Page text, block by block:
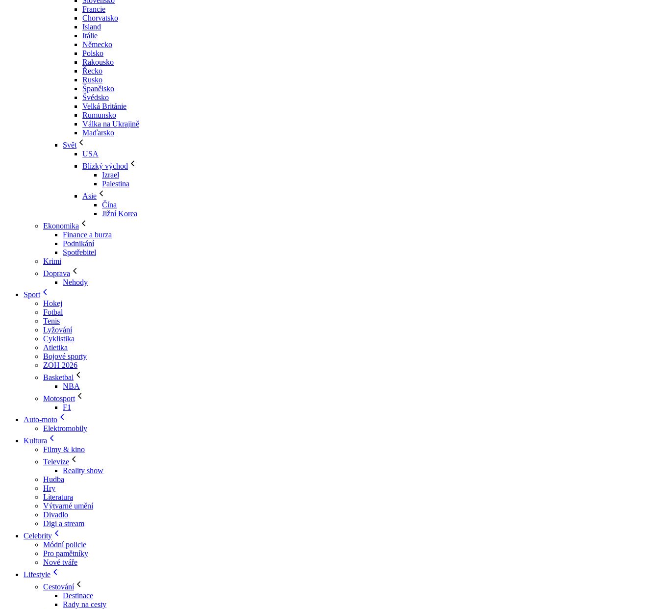
Francie
Chorvatsko
Island
Itálie
Německo
Polsko
Rakousko
Řecko
Rusko
Španělsko
Švédsko
Velká Británie
Rumunsko
Válka na Ukrajině
Maďarsko
Svět
USA
Blízký východ
Izrael
Palestina
Asie
Čína
Jižní Korea
Ekonomika
Finance a burza
Podnikání
Spotřebitel
Krimi
Doprava
Nehody
Sport
Hokej
Fotbal
Tenis
Lyžování
Cyklistika
Atletika
Bojové sporty
ZOH 2026
Basketbal
NBA
Motosport
F1
Auto-moto
Elektromobily
Kultura
Filmy & kino
Televize
Reality show
Hudba
Hry
Literatura
Výtvarné umění
Divadlo
Digi a stream
Celebrity
Módní policie
Pro pamětníky
Nové tváře
Lifestyle
Cestování
Destinace
Rady na cesty